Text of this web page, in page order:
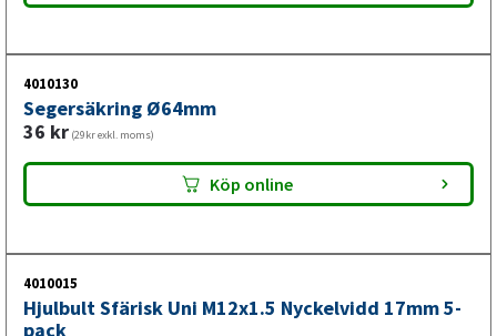
4010130
Segersäkring Ø64mm
36 kr (29kr exkl. moms)
Köp online
4010015
Hjulbult Sfärisk Uni M12x1.5 Nyckelvidd 17mm 5-
pack